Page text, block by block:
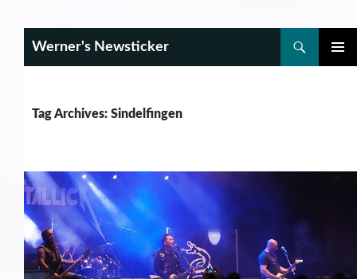
Werner's Newsticker
Tag Archives: Sindelfingen